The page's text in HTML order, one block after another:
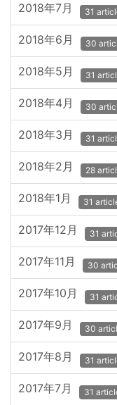
2018年7月 31
2018年6月 30
2018年5月 31
2018年4月 30
2018年3月 31
2018年2月 28
2018年1月 31
2017年12月 31
2017年11月 30
2017年10月 31
2017年9月 30
2017年8月 31
2017年7月 31